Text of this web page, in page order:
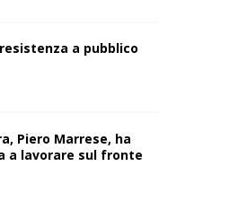
a pubblico
Piero Marrese, ha
a lavorare sul fronte